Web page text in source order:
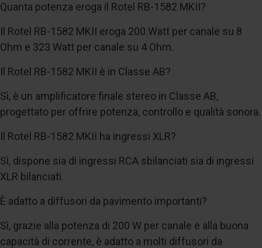
Quanta potenza eroga il Rotel RB-1582 MKII?
Il Rotel RB-1582 MKII eroga 200 Watt per canale su 8
Ohm e 323 Watt per canale su 4 Ohm.
Il Rotel RB-1582 MKII è in Classe AB?
Sì, è un amplificatore finale stereo in Classe AB,
progettato per offrire potenza, controllo e qualità sonora.
Il Rotel RB-1582 MKII ha ingressi XLR?
Sì, dispone sia di ingressi RCA sbilanciati sia di ingressi
XLR bilanciati.
È adatto a diffusori da pavimento importanti?
Sì, grazie alla potenza di 200 W per canale e alla buona
capacità di corrente, è adatto a molti diffusori da